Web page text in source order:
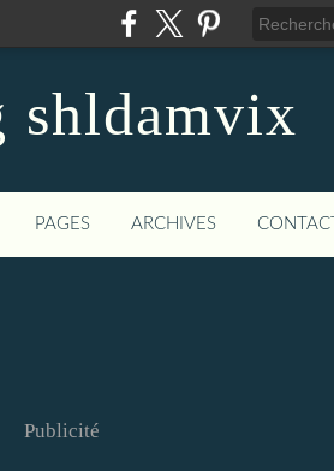
shldamvix
PAGES ARCHIVES CONTACT
Publicité